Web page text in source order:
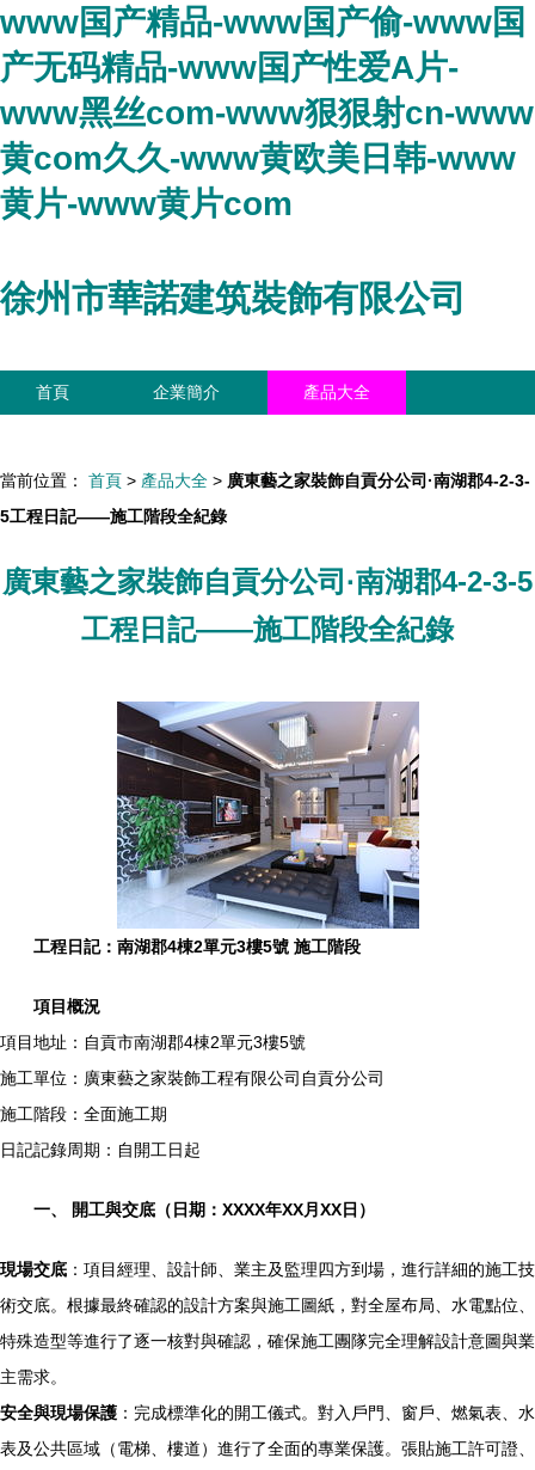
www国产精品-www国产偷-www国
产无码精品-www国产性爱A片-
www黑丝com-www狠狠射cn-www
黄com久久-www黄欧美日韩-www
黄片-www黄片com
徐州市華諾建筑裝飾有限公司
首頁 企業簡介 產品大全
當前位置： 首頁 > 產品大全 > 廣東藝之家裝飾自貢分公司·南湖郡4-2-3-
5工程日記——施工階段全紀錄
廣東藝之家裝飾自貢分公司·南湖郡4-2-3-5
工程日記——施工階段全紀錄
工程日記：南湖郡4棟2單元3樓5號 施工階段
項目概況
項目地址：自貢市南湖郡4棟2單元3樓5號
施工單位：廣東藝之家裝飾工程有限公司自貢分公司
施工階段：全面施工期
日記記錄周期：自開工日起
一、 開工與交底（日期：XXXX年XX月XX日）
現場交底 ：項目經理、設計師、業主及監理四方到場，進行詳細的施工技
術交底。根據最終確認的設計方案與施工圖紙，對全屋布局、水電點位、
特殊造型等進行了逐一核對與確認，確保施工團隊完全理解設計意圖與業
主需求。
安全與現場保護 ：完成標準化的開工儀式。對入戶門、窗戶、燃氣表、水
表及公共區域（電梯、樓道）進行了全面的專業保護。張貼施工許可證、